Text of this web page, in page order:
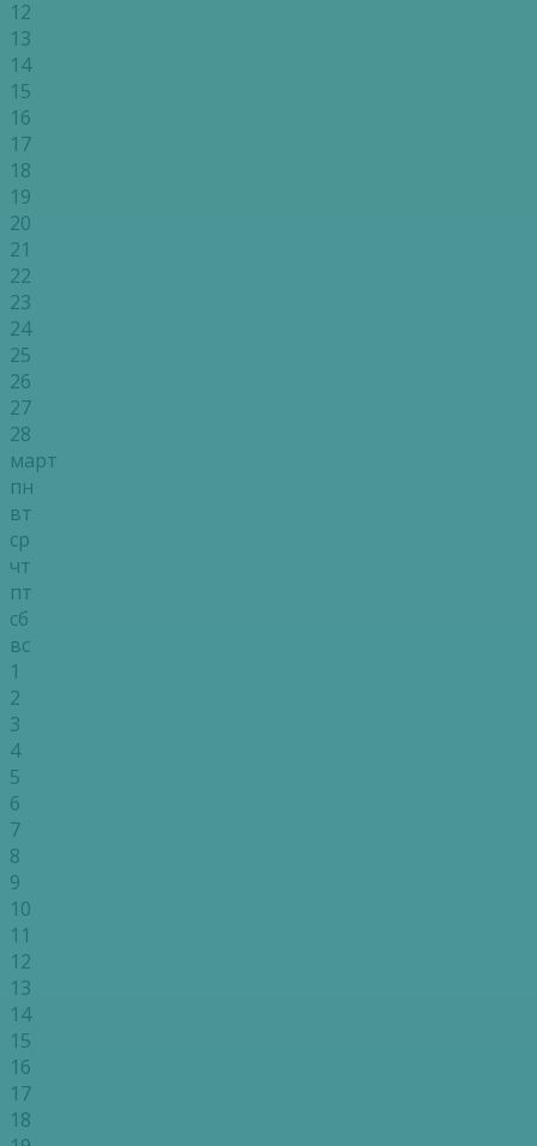
12
13
14
15
16
17
18
19
20
21
22
23
24
25
26
27
28
март
пн
вт
ср
чт
пт
сб
вс
1
2
3
4
5
6
7
8
9
10
11
12
13
14
15
16
17
18